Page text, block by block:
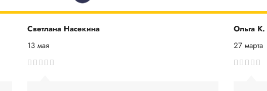
Светлана Насекина
13 мая
Ольга К.
27 марта